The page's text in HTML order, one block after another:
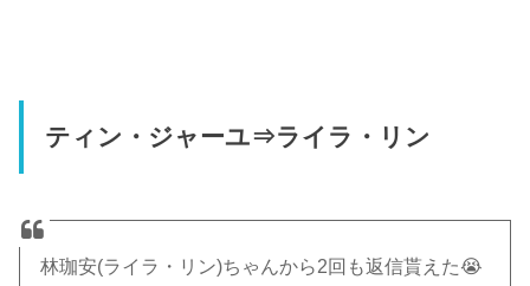
ティン・ジャーユ⇒ライラ・リン
林珈安(ライラ・リン)ちゃんから2回も返信貰えた😭